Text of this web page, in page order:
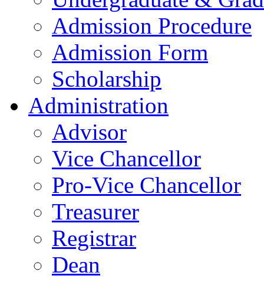
Admission Procedure
Admission Form
Scholarship
Administration
Advisor
Vice Chancellor
Pro-Vice Chancellor
Treasurer
Registrar
Dean